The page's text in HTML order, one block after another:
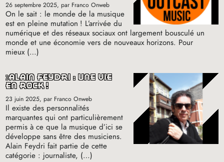
26 septembre 2025, par Franco Onweb
On le sait : le monde de la musique
est en pleine mutation ! L’arrivée du
numérique et des réseaux sociaux ont largement bousculé un
monde et une économie vers de nouveaux horizons. Pour
mieux (…)
alain feydri : une vie
en rock !
23 juin 2025, par Franco Onweb
Il existe des personnalités
marquantes qui ont particulièrement
permis à ce que la musique d’ici se
développe sans être des musiciens.
Alain Feydri fait partie de cette
catégorie : journaliste, (…)